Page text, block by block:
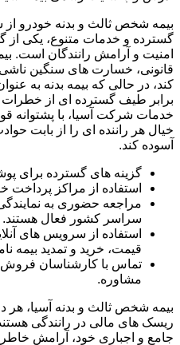
بیمه شخص ثالث و بدنه خودرو
گسترده و خدمات متنوع، یکی از
امنیت و آرامش رانندگان است.
قانونی، خسارت های سنگین
کند، در حالی که بیمه بدنه به
برابر طیف گسترده ای از
خدمات شرکت آسیا، با پشتوانه
خیال هر راننده ای را از بابت
آسوده کند.
گزینه های گسترده برای
استفاده از مراکز
مراجعه حضوری به
سراسر کشور فعال هستند.
استفاده از سرویس های
قیمت، خرید و تمدید بیمه
تماس با کارشناسان فروش
مشاوره.
بیمه شخص ثالث و بدنه آسیا، هر
ریسک های مالی در رانندگی
جامع و اجباری خود، آرامش